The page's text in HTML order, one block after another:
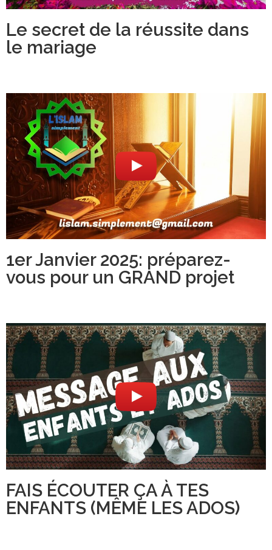
Le secret de la réussite dans
le mariage
1er Janvier 2025: préparez-
vous pour un GRAND projet
FAIS ÉCOUTER ÇA À TES
ENFANTS (MÊME LES ADOS)